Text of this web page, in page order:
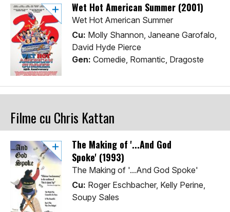
Wet Hot American Summer (2001)
Wet Hot American Summer
Cu: Molly Shannon, Janeane Garofalo,
David Hyde Pierce
Gen: Comedie, Romantic, Dragoste
Filme cu Chris Kattan
The Making of '...And God
Spoke' (1993)
The Making of '...And God Spoke'
Cu: Roger Eschbacher, Kelly Perine,
Soupy Sales